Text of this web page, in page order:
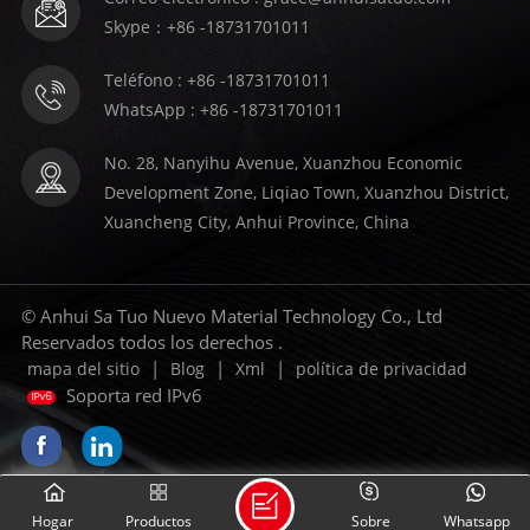
Skype：+86 -18731701011
Teléfono : +86 -18731701011
WhatsApp : +86 -18731701011
No. 28, Nanyihu Avenue, Xuanzhou Economic
Development Zone, Liqiao Town, Xuanzhou District,
Xuancheng City, Anhui Province, China
© Anhui Sa Tuo Nuevo Material Technology Co., Ltd
Reservados todos los derechos .
mapa del sitio | Blog | Xml | política de privacidad
Soporta red IPv6
Hogar Productos Whatsapp
Sobre